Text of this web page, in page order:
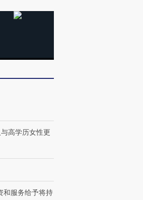
飞地休达
找100种
·第三对
CFO：不靠规模取胜，华
住三大增长引擎是什么？
高学历女性更
和服务给予将持